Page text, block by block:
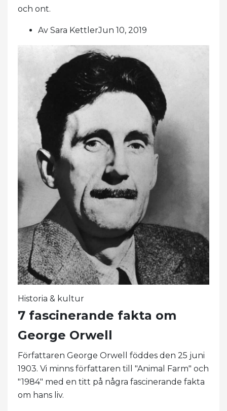
och ont.
Av Sara KettlerJun 10, 2019
Historia & kultur
7 fascinerande fakta om
George Orwell
Författaren George Orwell föddes den 25 juni
1903. Vi minns författaren till "Animal Farm" och
"1984" med en titt på några fascinerande fakta
om hans liv.